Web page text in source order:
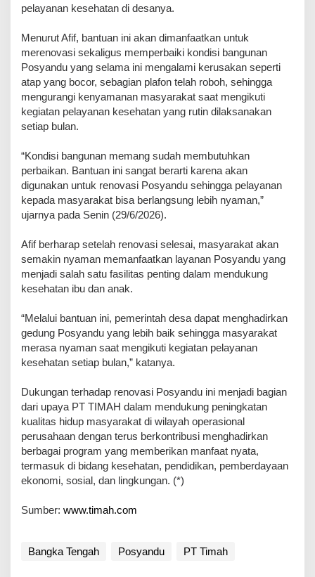
pelayanan kesehatan di desanya.
Menurut Afif, bantuan ini akan dimanfaatkan untuk
merenovasi sekaligus memperbaiki kondisi bangunan
Posyandu yang selama ini mengalami kerusakan seperti
atap yang bocor, sebagian plafon telah roboh, sehingga
mengurangi kenyamanan masyarakat saat mengikuti
kegiatan pelayanan kesehatan yang rutin dilaksanakan
setiap bulan.
“Kondisi bangunan memang sudah membutuhkan
perbaikan. Bantuan ini sangat berarti karena akan
digunakan untuk renovasi Posyandu sehingga pelayanan
kepada masyarakat bisa berlangsung lebih nyaman,”
ujarnya pada Senin (29/6/2026).
Afif berharap setelah renovasi selesai, masyarakat akan
semakin nyaman memanfaatkan layanan Posyandu yang
menjadi salah satu fasilitas penting dalam mendukung
kesehatan ibu dan anak.
“Melalui bantuan ini, pemerintah desa dapat menghadirkan
gedung Posyandu yang lebih baik sehingga masyarakat
merasa nyaman saat mengikuti kegiatan pelayanan
kesehatan setiap bulan,” katanya.
Dukungan terhadap renovasi Posyandu ini menjadi bagian
dari upaya PT TIMAH dalam mendukung peningkatan
kualitas hidup masyarakat di wilayah operasional
perusahaan dengan terus berkontribusi menghadirkan
berbagai program yang memberikan manfaat nyata,
termasuk di bidang kesehatan, pendidikan, pemberdayaan
ekonomi, sosial, dan lingkungan. (*)
Sumber: www.timah.com
Bangka Tengah Posyandu PT Timah